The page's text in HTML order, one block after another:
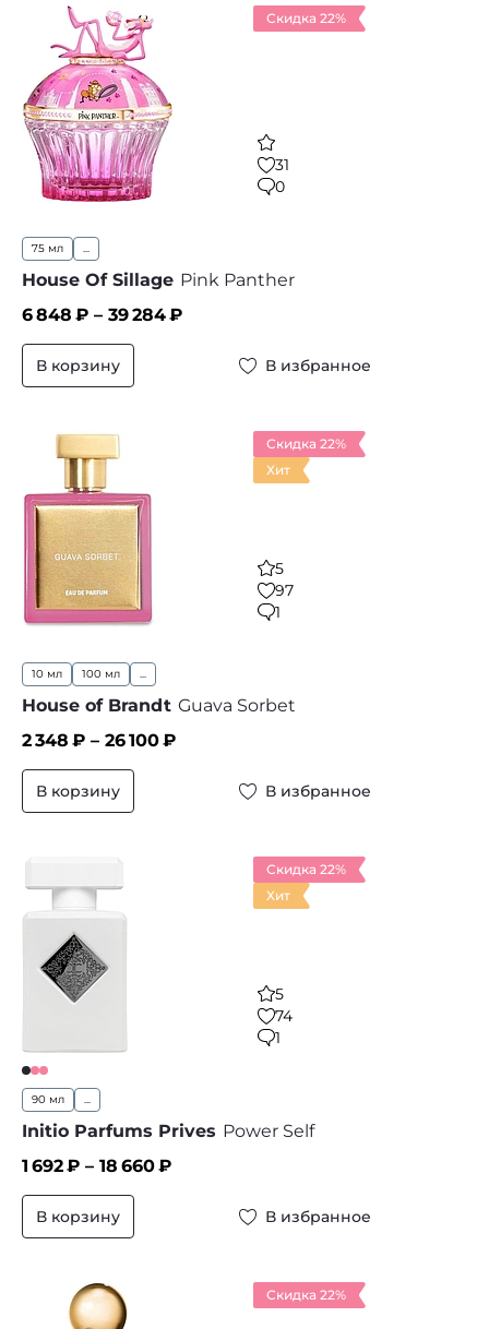
Скидка 22%
31
0
75 мл ...
House Of Sillage Pink Panther
6 848 ₽ – 39 284₽
В корзину В избранное
Скидка 22%
Хит
5
97
1
10 мл 100 мл ...
House of Brandt Guava Sorbet
2 348 ₽ – 26 100₽
В корзину В избранное
Скидка 22%
Хит
5
74
1
90 мл ...
Initio Parfums Prives Power Self
1 692₽ – 18 660₽
В корзину В избранное
Скидка 22%